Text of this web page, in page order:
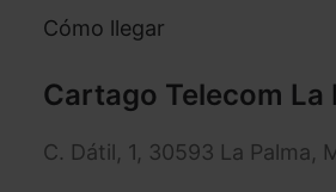
Cómo llegar
Cartago Telecom La
C. Dátil, 1, 30593 La Palma,